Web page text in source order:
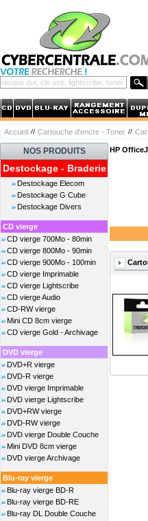
Accueil Cartouche d'encre - Toner
NOS PRODUITS
Destockage - Braderie
Destockage Elecom
Destockage G Cube
Destockage Divers
CD vierge
CD vierge 700Mo - 80min
CD vierge 800Mo - 90min
CD vierge 900Mo - 100min
CD vierge Imprimable
CD vierge Lightscribe
CD vierge Audio
CD-RW vierge
Mini CD 8cm vierge
CD vierge Gold - Archivage
DVD vierge
DVD+R vierge
DVD-R vierge
DVD vierge Imprimable
DVD vierge Lightscribe
DVD+RW vierge
DVD-RW vierge
DVD vierge Double Couche
Mini DVD 8cm vierge
DVD vierge Archivage
Blu-ray vierge
Blu-ray vierge BD-R
Blu-ray vierge BD-RE
Blu-ray DL Double Couche
HP